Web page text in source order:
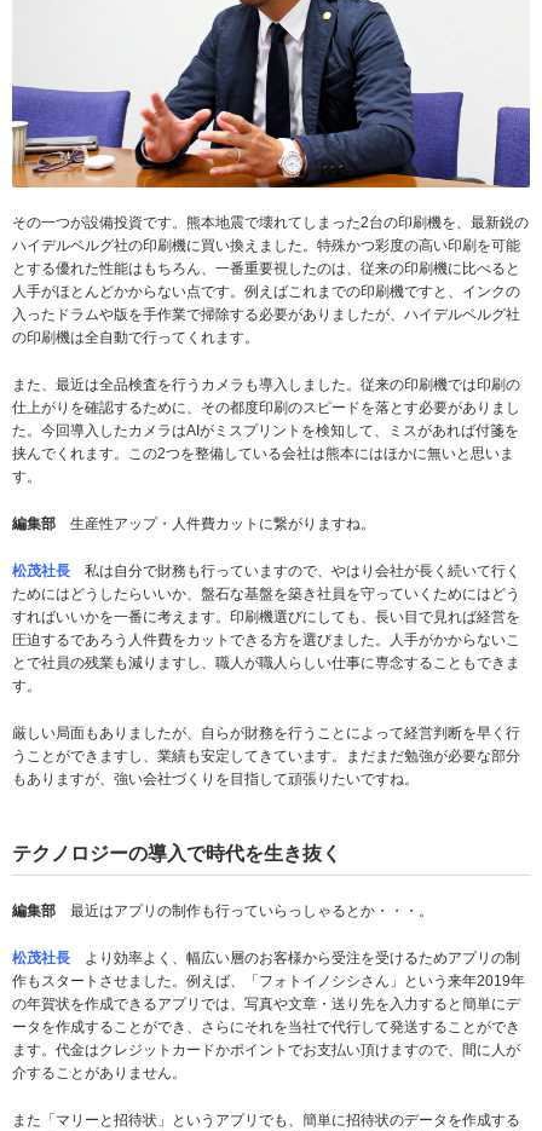
その一つが設備投資です。熊本地震で壊れてしまった2台の印刷機を、最新鋭の
ハイデルベルグ社の印刷機に買い換えました。特殊かつ彩度の高い印刷を可能
とする優れた性能はもちろん、一番重要視したのは、従来の印刷機に比べると
人手がほとんどかからない点です。例えばこれまでの印刷機ですと、インクの
入ったドラムや版を手作業で掃除する必要がありましたが、ハイデルベルグ社
の印刷機は全自動で行ってくれます。
また、最近は全品検査を行うカメラも導入しました。従来の印刷機では印刷の
仕上がりを確認するために、その都度印刷のスピードを落とす必要がありまし
た。今回導入したカメラはAIがミスプリントを検知して、ミスがあれば付箋を
挟んでくれます。この2つを整備している会社は熊本にはほかに無いと思いま
す。
編集部 生産性アップ・人件費カットに繋がりますね。
松茂社長 私は自分で財務も行っていますので、やはり会社が長く続いて行く
ためにはどうしたらいいか、盤石な基盤を築き社員を守っていくためにはどう
すればいいかを一番に考えます。印刷機選びにしても、長い目で見れば経営を
圧迫するであろう人件費をカットできる方を選びました。人手がかからないこ
とで社員の残業も減りますし、職人が職人らしい仕事に専念することもできま
す。
厳しい局面もありましたが、自らが財務を行うことによって経営判断を早く行
うことができますし、業績も安定してきています。まだまだ勉強が必要な部分
もありますが、強い会社づくりを目指して頑張りたいですね。
テクノロジーの導入で時代を生き抜く
編集部 最近はアプリの制作も行っていらっしゃるとか・・・。
松茂社長 より効率よく、幅広い層のお客様から受注を受けるためアプリの制
作もスタートさせました。例えば、「フォトイノシシさん」という来年2019年
の年賀状を作成できるアプリでは、写真や文章・送り先を入力すると簡単にデ
ータを作成することができ、さらにそれを当社で代行して発送することができ
ます。代金はクレジットカードかポイントでお支払い頂けますので、間に人が
介することがありません。
また「マリーと招待状」というアプリでも、簡単に招待状のデータを作成する